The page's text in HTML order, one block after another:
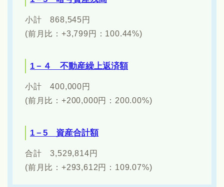
小計 868,545円
(前月比：+3,799円：100.44%)
1－４ 不動産繰上返済額
小計 400,000円
(前月比：+200,000円：200.00%)
1－5 資産合計額
合計 3,529,814円
(前月比：+293,612円：109.07%)